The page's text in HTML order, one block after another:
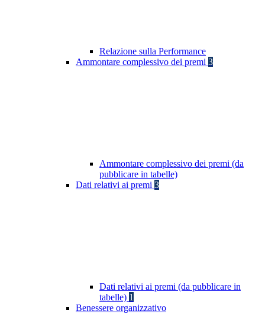
Relazione sulla Performance
Ammontare complessivo dei premi 3
Ammontare complessivo dei premi (da
pubblicare in tabelle)
Dati relativi ai premi 3
Dati relativi ai premi (da pubblicare in
tabelle) 1
Benessere organizzativo